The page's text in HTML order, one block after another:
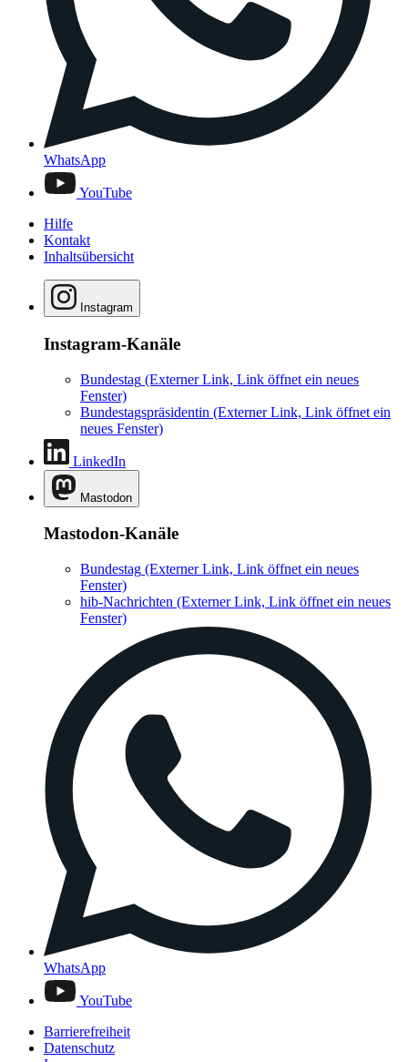
WhatsApp
YouTube
Hilfe
Kontakt
Inhaltsübersicht
Instagram
Instagram-Kanäle
Bundestag (Externer Link, Link öffnet ein neues
Fenster)
Bundestagspräsidentin (Externer Link, Link öffnet ein
neues Fenster)
LinkedIn
Mastodon
Mastodon-Kanäle
Bundestag (Externer Link, Link öffnet ein neues
Fenster)
hib-Nachrichten (Externer Link, Link öffnet ein neues
Fenster)
WhatsApp
YouTube
Barrierefreiheit
Datenschutz